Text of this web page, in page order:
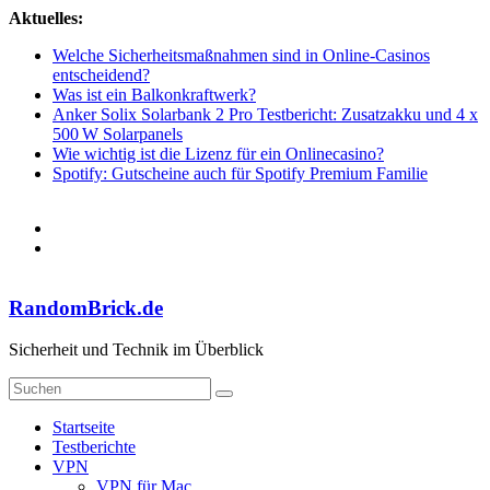
Zum
springen
Aktuelles:
Welche Sicherheitsmaßnahmen sind in Online-Casinos
entscheidend?
Was ist ein Balkonkraftwerk?
Anker Solix Solarbank 2 Pro Testbericht: Zusatzakku und 4 x
500 W Solarpanels
Wie wichtig ist die Lizenz für ein Onlinecasino?
Spotify: Gutscheine auch für Spotify Premium Familie
RandomBrick.de
Sicherheit und Technik im Überblick
Startseite
Testberichte
VPN